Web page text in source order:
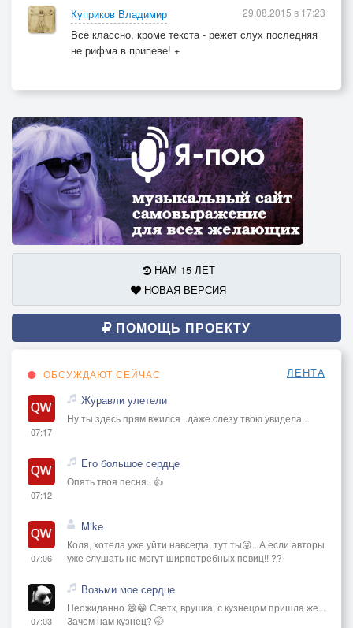
Куприков Владимир
Всё классно, кроме текста - режет слух последняя
не рифма в припеве! +
29.08.2015 в 17:23
НАМ 15 ЛЕТ
НОВАЯ ВЕРСИЯ
ПОМОЩЬ ПРОЕКТУ
ОБСУЖДАЮТ СЕЙЧАС ЛЕНТА
07:17
Журавли улетели
Ну ты здесь прям вжился ..даже слезу твою увидела...
07:12
Его большое сердце
Опять твоя песня.. 👍
07:06
Mike
Коля, хотела уже уйти навсегда, тут ты😜.. А если авторы
уже слушать не могут ширпотребных певиц!! ??
07:03
Возьми мое сердце
Неожиданно 😄😁 Светк, врушка, с кузнецом пришла же...
Зачем нам кузнец? 🤭